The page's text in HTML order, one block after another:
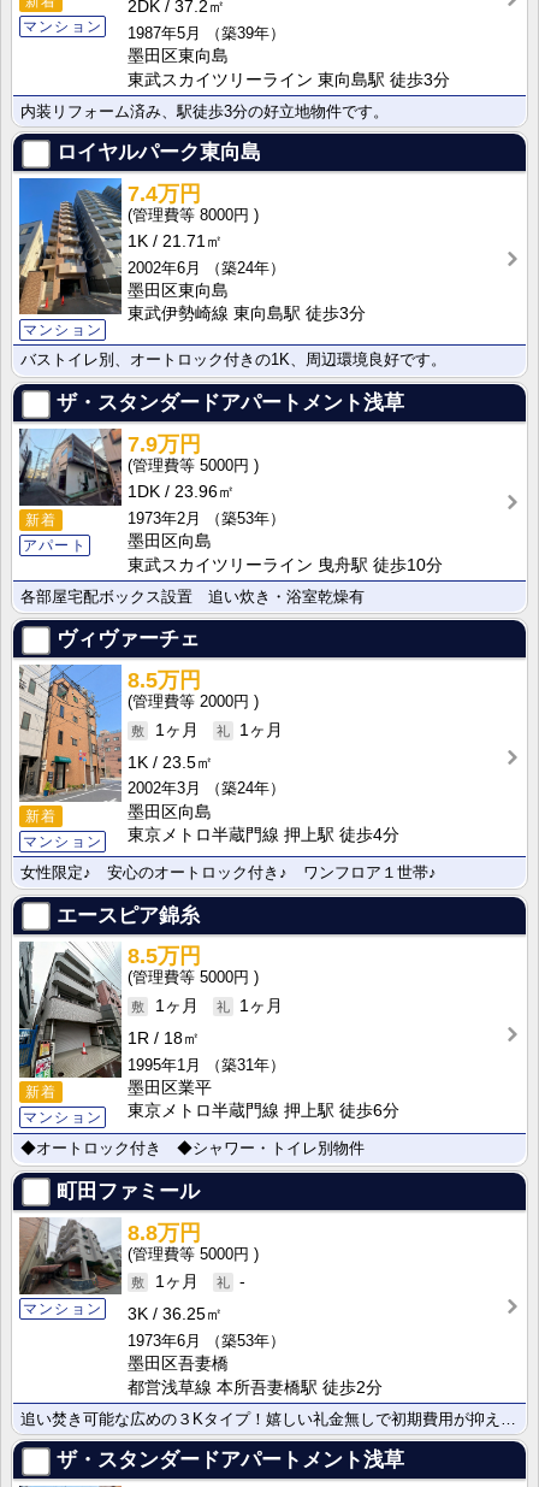
マンション
2DK
37.2㎡
1987年5月
（築39年）
墨田区東向島
東武スカイツリーライン 東向島駅 徒歩3分
内装リフォーム済み、駅徒歩3分の好立地物件です。
ロイヤルパーク東向島
マンション
7.4万円
8000円
1K
21.71㎡
2002年6月
（築24年）
墨田区東向島
東武伊勢崎線 東向島駅 徒歩3分
バストイレ別、オートロック付きの1K、周辺環境良好です。
ザ・スタンダードアパートメント浅草
新着
アパート
7.9万円
5000円
1DK
23.96㎡
1973年2月
（築53年）
墨田区向島
東武スカイツリーライン 曳舟駅 徒歩10分
各部屋宅配ボックス設置 追い炊き・浴室乾燥有
ヴィヴァーチェ
新着
マンション
8.5万円
2000円
1ヶ月
1ヶ月
1K
23.5㎡
2002年3月
（築24年）
墨田区向島
東京メトロ半蔵門線 押上駅 徒歩4分
女性限定♪ 安心のオートロック付き♪ ワンフロア１世帯♪
エースピア錦糸
新着
マンション
8.5万円
5000円
1ヶ月
1ヶ月
1R
18㎡
1995年1月
（築31年）
墨田区業平
東京メトロ半蔵門線 押上駅 徒歩6分
◆オートロック付き ◆シャワー・トイレ別物件
町田ファミール
マンション
8.8万円
5000円
1ヶ月
-
3K
36.25㎡
1973年6月
（築53年）
墨田区吾妻橋
都営浅草線 本所吾妻橋駅 徒歩2分
ザ・スタンダードアパートメント浅草